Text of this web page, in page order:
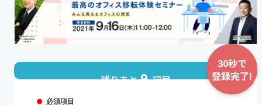
30秒で
登録完了!
残りあと9 項目